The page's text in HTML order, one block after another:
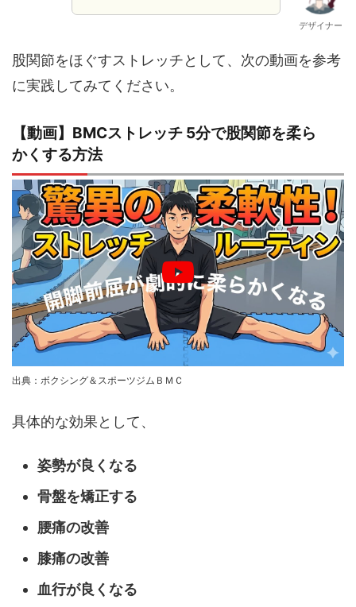
デザイナー
股関節をほぐすストレッチとして、次の動画を参考
に実践してみてください。
【動画】BMCストレッチ 5分で股関節を柔ら
かくする方法
出典：ボクシング＆スポーツジムＢＭＣ
具体的な効果として、
姿勢が良くなる
骨盤を矯正する
腰痛の改善
膝痛の改善
血行が良くなる